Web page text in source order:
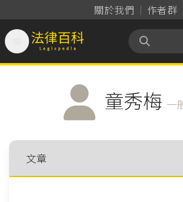
關於我們 作者群
法律百科 Legispedia
童秀梅 一